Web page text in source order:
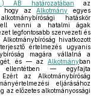
AB határozatában az
hogy azAlkotmány egyes
hatáskör
kell venni a hatalmi ágak
legfontosabb szervezeti és
hivatkozott
értelmezés ugyanis
magára vállalná a
és — az Alkotmányban
ellentétben — egyfajta
az Alkotmánybíróság
eljárásához
az előzetes alkotmányossági